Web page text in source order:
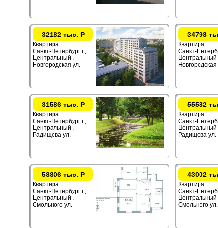
32182 тыс.Р
Квартира
Санкт-Петербург г.,
Центральный ,
Новгородская ул.
34798
Квартира
Санкт-
Центральный
Новгородская
31586 тыс.Р
Квартира
Санкт-Петербург г.,
Центральный ,
Радищева ул.
55582
Квартира
Санкт-
Центральный
Радищева ул.
58806 тыс.Р
Квартира
Санкт-Петербург г.,
Центральный ,
Смольного ул.
43002
Квартира
Санкт-
Центральный
Смольного ул.